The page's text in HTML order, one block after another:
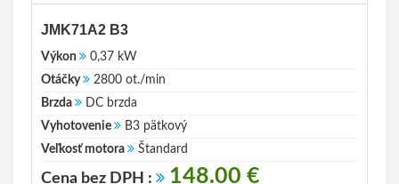
JMK71A2 B3
Výkon
0,37 kW
Otáčky
2800 ot./min
Brzda
DC brzda
Vyhotovenie
B3 pätkový
Veľkosť motora
Štandard
Cena bez DPH : 148.00 €